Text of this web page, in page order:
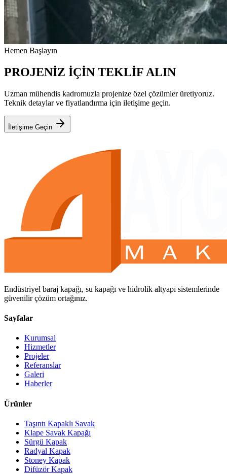
Hemen Başlayın
PROJENİZ İÇİN TEKLİF ALIN
Uzman mühendis kadromuzla projenize özel çözümler üretiyoruz.
Teknik detaylar ve fiyatlandırma için iletişime geçin.
İletişime Geçin
Endüstriyel baraj kapağı, su kapağı ve hidrolik altyapı sistemlerinde
güvenilir çözüm ortağınız.
Sayfalar
Kurumsal
Hizmetler
Projeler
Referanslar
Galeri
Haberler
Ürünler
Taşıntı Kapaklı Savak
Klape Savak Kapağı
Sürgü Kapak
Radyal Kapak
Stoney Kapak
Difüzör Kapak